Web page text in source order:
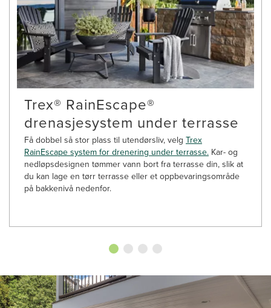
Trex® RainEscape®
drenasjesystem under terrasse
Få dobbel så stor plass til utendørsliv, velg Trex
RainEscape system for drenering under terrasse. Kar- og
nedløpsdesignen tømmer vann bort fra terrasse din, slik at
du kan lage en tørr terrasse eller et oppbevaringsområde
på bakkenivå nedenfor.